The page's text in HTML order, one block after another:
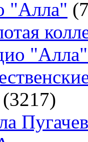
"Алла"
(3217)